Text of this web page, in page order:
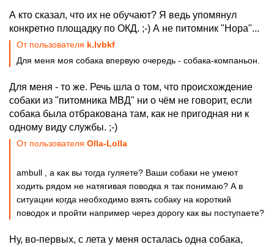
А кто сказал, что их не обучают? Я ведь упомянул
конкретно площадку по ОКД. ;-) А не питомник "Нора"...
От пользователя k.lvbkf
Для меня моя собака впервую очередь - собака-компаньон.
Для меня - то же. Речь шла о том, что происхождение
собаки из "питомника МВД" ни о чём не говорит, если
собака была отбракована там, как не пригодная ни к
одному виду службы. ;-)
От пользователя Olla-Lolla
ambull , а как вы тогда гуляете? Ваши собаки не умеют
ходить рядом не натягивая поводка я так понимаю? А в
ситуации когда необходимо взять собаку на короткий
поводок и пройти например через дорогу как вы поступаете?
Ну, во-первых, с лета у меня осталась одна собака,